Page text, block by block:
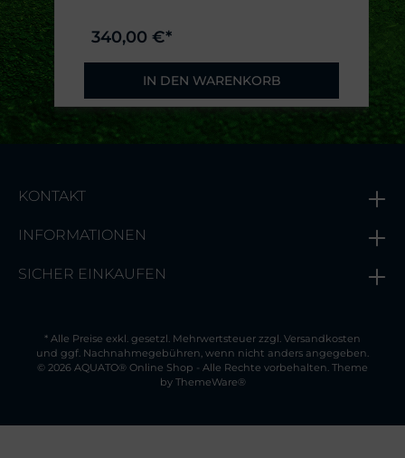
340,00 €*
IN DEN WARENKORB
KONTAKT
INFORMATIONEN
SICHER EINKAUFEN
* Alle Preise exkl. gesetzl. Mehrwertsteuer zzgl. Versandkosten
und ggf. Nachnahmegebühren, wenn nicht anders angegeben.
© 2026 AQUATO® Online Shop - Alle Rechte vorbehalten. Theme
by ThemeWare®